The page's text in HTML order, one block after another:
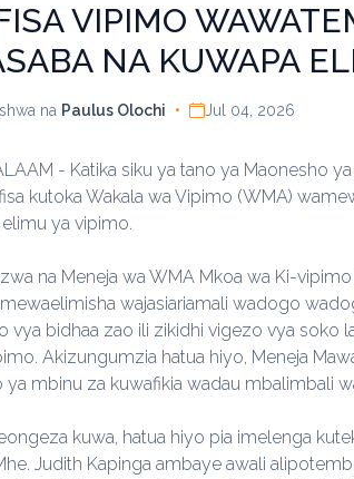
VIPIMO
NA KUWAPA
na Paulus Olochi • Jul 04, 2026
- Katika siku ya tano ya Maonesho
kutoka Wakala wa Vipimo (WMA)
ya vipimo.
na Meneja wa WMA Mkoa wa Ki-
wajasiariamali wadogo
vya bidhaa zao ili zikidhi vigezo vya soko
Akizungumzia hatua hiyo, Meneja
ya mbinu za kuwafikia wadau mbalimbali
kuwa, hatua hiyo pia imelenga
Judith Kapinga ambaye awali